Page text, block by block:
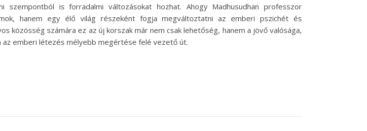
szempontból is forradalmi változásokat hozhat. Ahogy Madhusudhan professzor
hanem egy élő világ részeként fogja megváltoztatni az emberi pszichét és
közösség számára ez az új korszak már nem csak lehetőség, hanem a jövő valósága,
az emberi létezés mélyebb megértése felé vezető út.